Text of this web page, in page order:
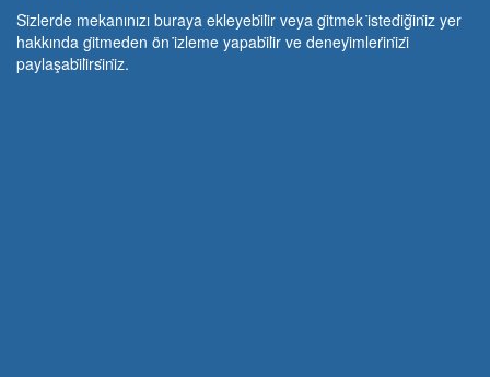
Si̇zlerde mekanınızı buraya ekleyebi̇li̇r veya gi̇tmek i̇stedi̇ği̇ni̇z yer
hakkında gi̇tmeden ön i̇zleme yapabi̇li̇r ve deneyi̇mleri̇ni̇zi̇
paylaşabi̇li̇rsi̇ni̇z.